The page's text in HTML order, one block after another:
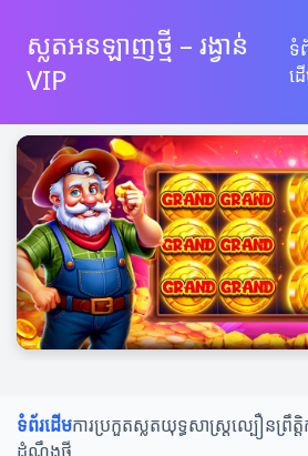
ស្លតអនឡាញថ្មី – រង្វាន់
VIP
ទំ
ដ
ទំព័រដើមការប្រកួតស្លតយុទ្ធសាស្ត្រល្បឿនព្រឹត្
ដំណឹងថ្មី